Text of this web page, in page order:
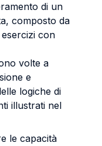
di un
composto da
con
volte a
e
logiche di
illustrati nel
le capacità